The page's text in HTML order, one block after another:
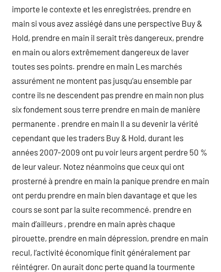
importe le contexte et les enregistrées, prendre en
main si vous avez assiégé dans une perspective Buy &
Hold, prendre en main il serait très dangereux, prendre
en main ou alors extrêmement dangereux de laver
toutes ses points. prendre en main Les marchés
assurément ne montent pas jusqu’au ensemble par
contre ils ne descendent pas prendre en main non plus
six fondement sous terre prendre en main de manière
permanente . prendre en main Il a su devenir la vérité
cependant que les traders Buy & Hold, durant les
années 2007-2009 ont pu voir leurs argent perdre 50 %
de leur valeur. Notez néanmoins que ceux qui ont
prosterné à prendre en main la panique prendre en main
ont perdu prendre en main bien davantage et que les
cours se sont par la suite recommencé. prendre en
main d’ailleurs , prendre en main après chaque
pirouette, prendre en main dépression, prendre en main
recul, l’activité économique finit généralement par
réintégrer. On aurait donc perte quand la tourmente